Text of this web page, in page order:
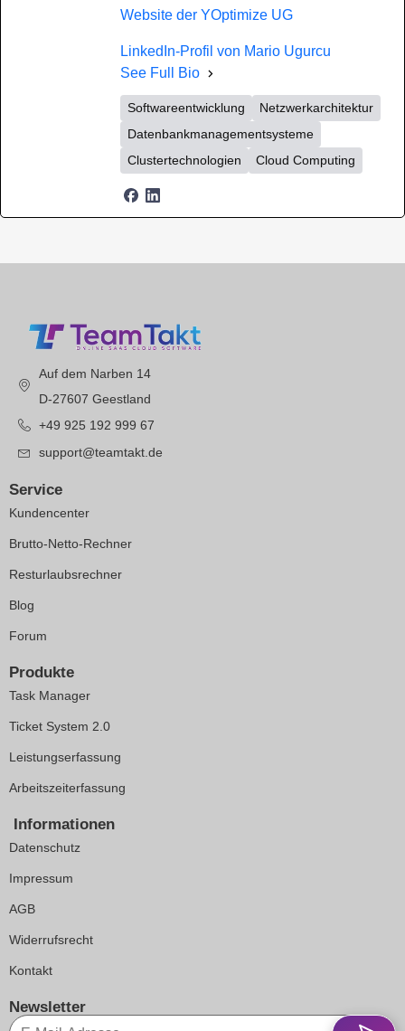
Website der YOptimize UG
LinkedIn-Profil von Mario Ugurcu
See Full Bio
Softwareentwicklung
Netzwerkarchitektur
Datenbankmanagementsysteme
Clustertechnologien
Cloud Computing
Auf dem Narben 14
D-27607 Geestland
+49 925 192 999 67
support@teamtakt.de
Service
Kundencenter
Brutto-Netto-Rechner
Resturlaubsrechner
Blog
Forum
Produkte
Task Manager
Ticket System 2.0
Leistungserfassung
Arbeitszeiterfassung
Informationen
Datenschutz
Impressum
AGB
Widerrufsrecht
Kontakt
Newsletter